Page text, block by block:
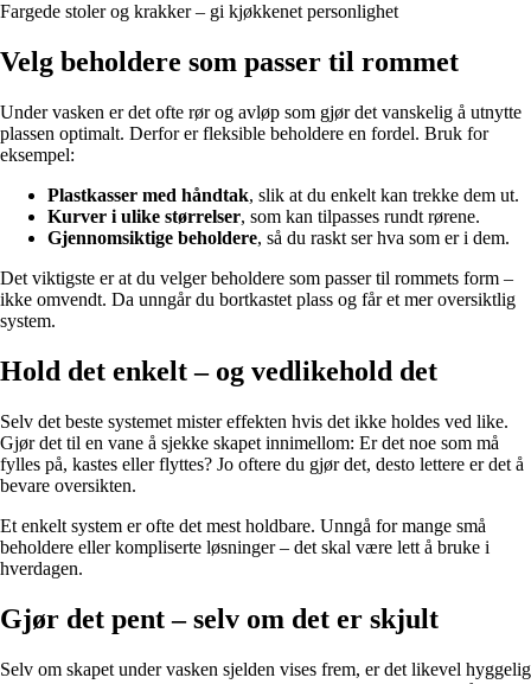
Fargede stoler og krakker – gi kjøkkenet personlighet
Velg beholdere som passer til rommet
Under vasken er det ofte rør og avløp som gjør det vanskelig å utnytte
plassen optimalt. Derfor er fleksible beholdere en fordel. Bruk for
eksempel:
Plastkasser med håndtak, slik at du enkelt kan trekke dem ut.
Kurver i ulike størrelser, som kan tilpasses rundt rørene.
Gjennomsiktige beholdere, så du raskt ser hva som er i dem.
Det viktigste er at du velger beholdere som passer til rommets form –
ikke omvendt. Da unngår du bortkastet plass og får et mer oversiktlig
system.
Hold det enkelt – og vedlikehold det
Selv det beste systemet mister effekten hvis det ikke holdes ved like.
Gjør det til en vane å sjekke skapet innimellom: Er det noe som må
fylles på, kastes eller flyttes? Jo oftere du gjør det, desto lettere er det å
bevare oversikten.
Et enkelt system er ofte det mest holdbare. Unngå for mange små
beholdere eller kompliserte løsninger – det skal være lett å bruke i
hverdagen.
Gjør det pent – selv om det er skjult
Selv om skapet under vasken sjelden vises frem, er det likevel hyggelig